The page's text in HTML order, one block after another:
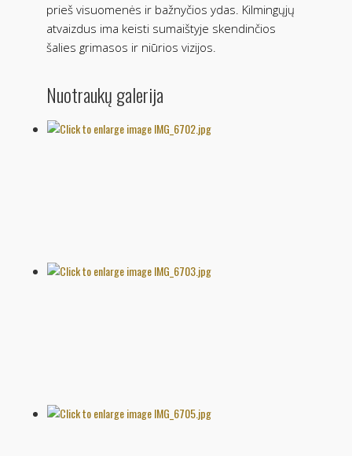
prieš visuomenės ir bažnyčios ydas. Kilmingųjų
atvaizdus ima keisti sumaištyje skendinčios
šalies grimasos ir niūrios vizijos.
Nuotraukų galerija